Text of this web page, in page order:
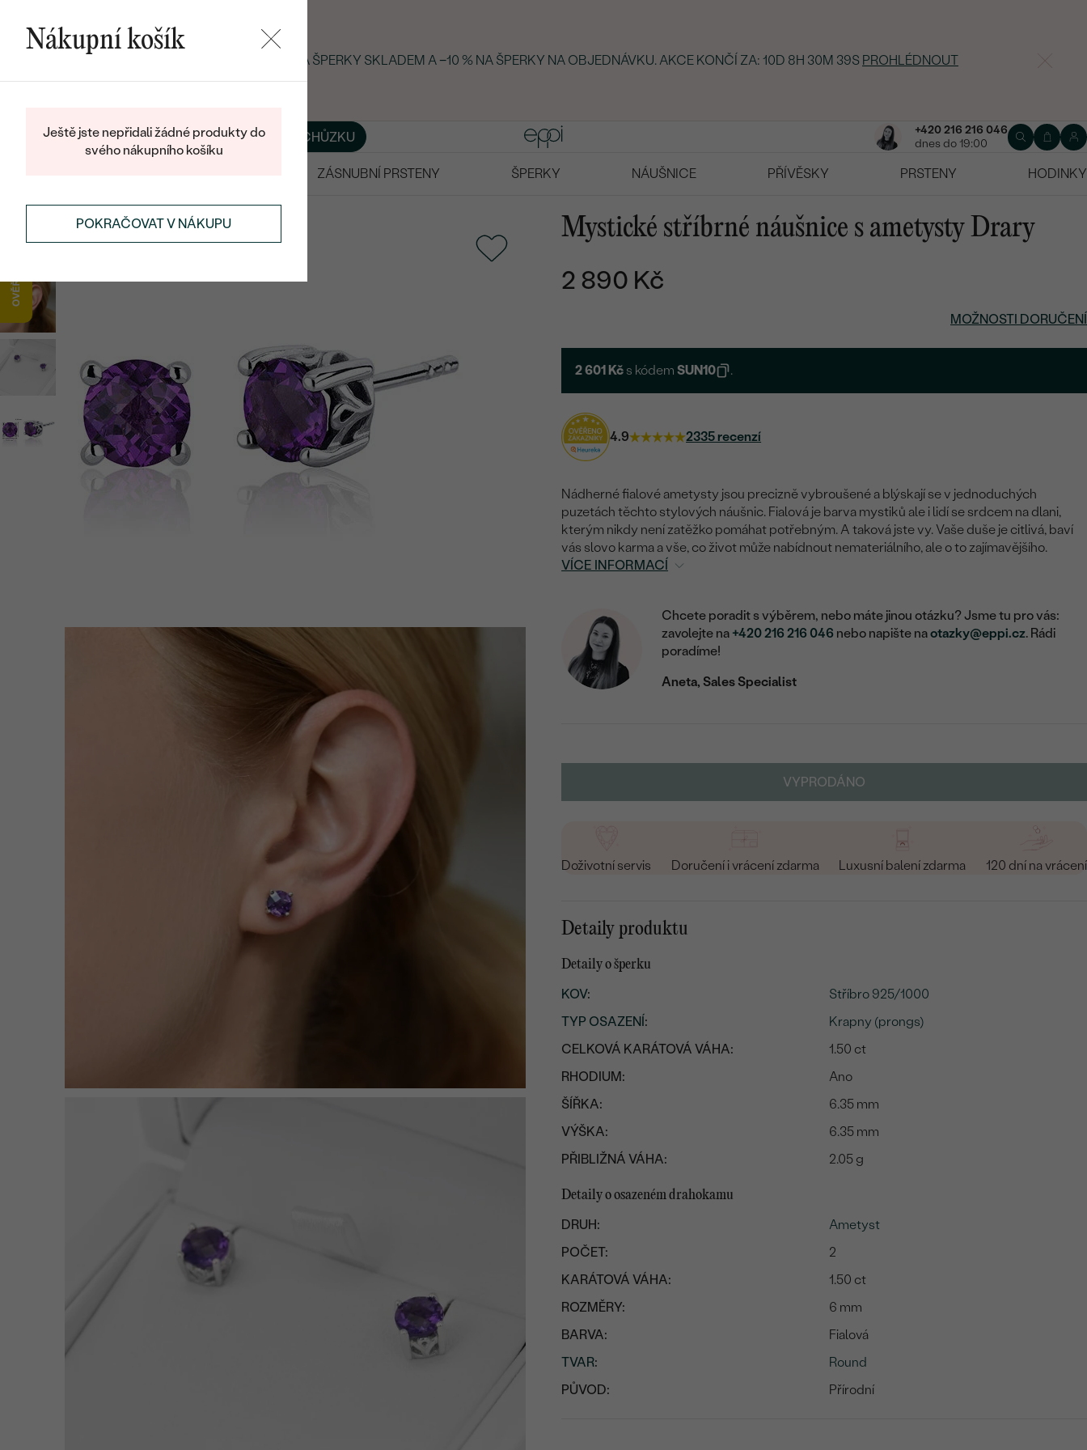
LETNÍ BLACK FRIDAY: −25 % NA ŠPERKY SKLADEM A −10 % NA ŠPERKY NA OBJEDNÁVKU. AKCE KONČÍ ZA: 10D 8H 30M 38S PROHLÉDNOUT
BLOGŠPERKY NA MÍRU DOMLUVIT SI SCHŮZKU
+420 216 216 046
dnes do 19:00
ZÁSNUBNÍ PRSTENY ŠPERKY NÁUŠNICE PŘÍVĚSKY PRSTENY
HODINKY
NÁUŠNICENÁUŠNICE VE STYLU SOLITÉR
Mystické stříbrné náušnice s ametysty Drary
2 890 Kč
MOŽNOSTI DORUČENÍ
2 601 Kč s kódemSUN10 .
4.9 2335 recenzí
Nádherné fialové ametysty jsou precizně vybroušené a blýskají se v jednoduchých
puzetách těchto stylových náušnic. Fialová je barva mystiků ale i lidí se srdcem na dlani,
kterým nikdy není zatěžko pomáhat potřebným. A taková jste vy. Vaše duše je citlivá, baví
vás slovo karma a vše, co život může nabídnout nemateriálního, ale o to zajímavějšího.
VÍCE INFORMACÍ
Chcete poradit s výběrem, nebo máte jinou otázku? Jsme tu pro vás:
zavolejte na +420 216 216 046 nebo napište naotazky@eppi.cz. Rádi
poradíme!
Aneta, Sales Specialist
VYPRODÁNO
Doživotní servis Doručení i vrácení zdarma Luxusní balení zdarma 120 dní na vrácení
Detaily produktu
Detaily o šperku
KOV:
Stříbro 925/1000
TYP OSAZENÍ:
Krapny (prongs)
CELKOVÁ KARÁTOVÁ VÁHA:
1.50 ct
RHODIUM:
Ano
ŠÍŘKA:
6.35 mm
VÝŠKA:
6.35 mm
PŘIBLIŽNÁ VÁHA:
2.05 g
Detaily o osazeném drahokamu
DRUH:
Ametyst
POČET:
2
KARÁTOVÁ VÁHA:
1.50 ct
ROZMĚRY:
6 mm
BARVA:
Fialová
TVAR:
Round
PŮVOD:
Přírodní
Nákupní košík
Ještě jste nepřidali žádné produkty do
svého nákupního košíku
POKRAČOVAT V NÁKUPU